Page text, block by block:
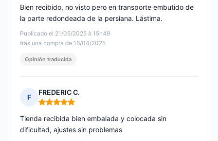
Publicado el 21/05/2025 à 15h49
tras una compra de 16/04/2025
Bien recibido, no visto pero en transporte embutido de
la parte redondeada de la persiana. Lástima.
Opinión traducida
F
FREDERIC C.
Nota: 5 de 5
Tienda recibida bien embalada y colocada sin
dificultad, ajustes sin problemas